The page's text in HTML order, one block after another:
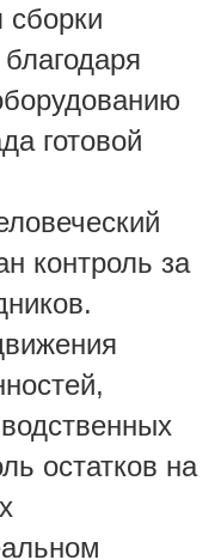
сборки
готовой
контроль за
остатков на